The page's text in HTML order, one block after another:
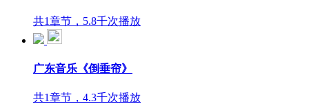
共1章节，5.8千次播放
广东音乐《倒垂帘》
共1章节，4.3千次播放